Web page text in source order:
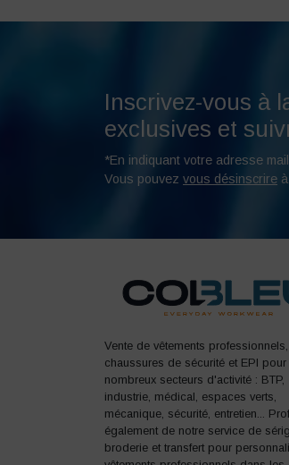
Inscrivez-vous à
exclusives et
*En indiquant votre adresse
Vous pouvez vous désinscrire
Vente de vêtements professionnels,
chaussures de sécurité et EPI
nombreux secteurs d'activité : BTP,
industrie, médical, espaces verts,
mécanique, sécurité, entretien...
également de notre service de
broderie et transfert pour